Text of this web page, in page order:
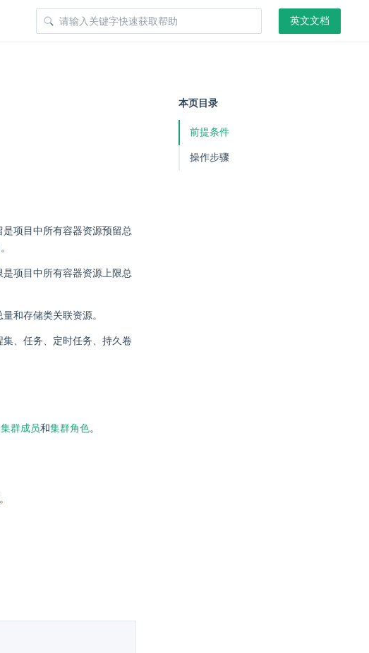
英文文档
项目中所有容器资源预留总
项目中所有容器资源上限总
和存储类关联资源。
、任务、定时任务、持久卷
集群成员和集群角色。
本页目录
前提条件
操作步骤